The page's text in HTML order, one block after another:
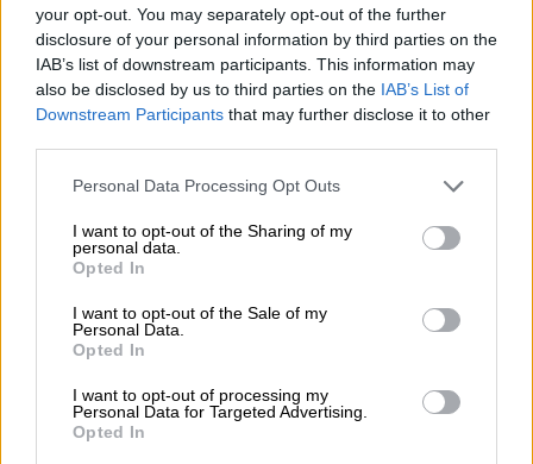
your opt-out. You may separately opt-out of the further
disclosure of your personal information by third parties on the
IAB’s list of downstream participants. This information may
also be disclosed by us to third parties on the IAB’s List of
Downstream Participants that may further disclose it to other
Please note that this website/app uses one or more Google
not limited to your visit or usage behaviour. You may click to
grant or deny consent to Google and its third-party tags to
use your data for below specified purposes in below Google
consent section.
Personal Data Processing Opt Outs
I want to opt-out of the Sharing of my
personal data.
Opted In
I want to opt-out of the Sale of my
Personal Data.
Opted In
I want to opt-out of processing my
Personal Data for Targeted Advertising.
Opted In
Ο κατάλογος των «υποψήφιων προς
απομάκρυνση» υπουργών